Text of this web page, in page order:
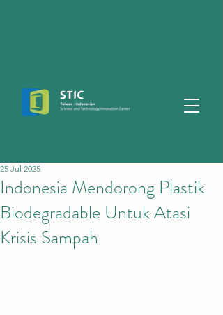
Indonesia Mendorong Plastik
Biodegradable Untuk Atasi
Krisis Sampah
25 Jul 2025